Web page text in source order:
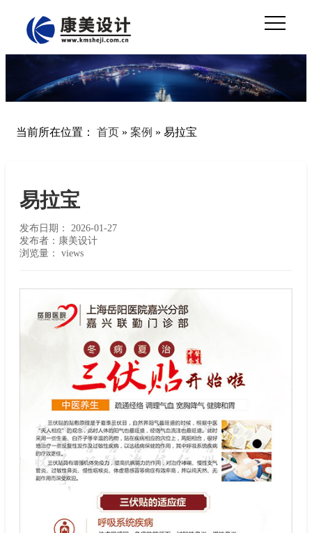
当前所在位置： 首页 » 案例 » 易拉宝
易拉宝
发布日期： 2026-01-27
发布者：康美设计
浏览量： views